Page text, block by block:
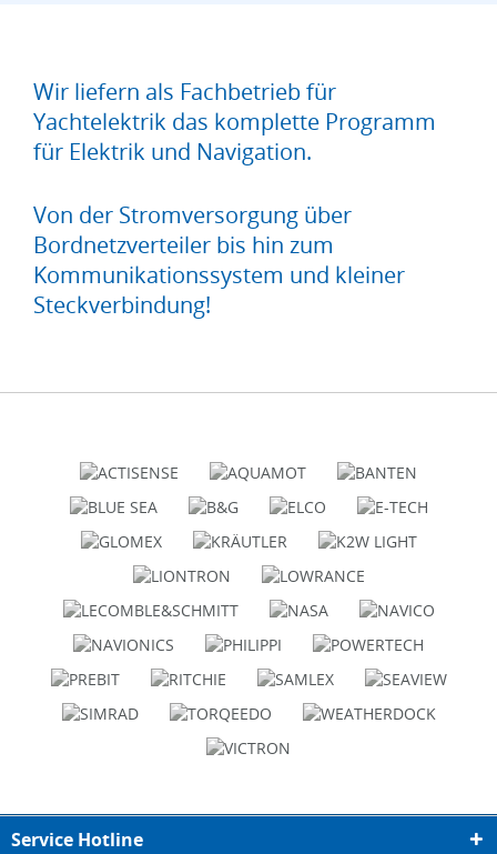
Wir liefern als Fachbetrieb für
Yachtelektrik das komplette Programm
für Elektrik und Navigation.
Von der Stromversorgung über
Bordnetzverteiler bis hin zum
Kommunikationssystem und kleiner
Steckverbindung!
Service Hotline